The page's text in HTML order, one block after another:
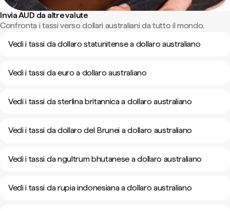
Invia AUD da altre valute
Confronta i tassi verso dollari australiani da tutto il mondo.
Vedi i tassi da dollaro statunitense a dollaro australiano
Vedi i tassi da euro a dollaro australiano
Vedi i tassi da sterlina britannica a dollaro australiano
Vedi i tassi da dollaro del Brunei a dollaro australiano
Vedi i tassi da ngultrum bhutanese a dollaro australiano
Vedi i tassi da rupia indonesiana a dollaro australiano